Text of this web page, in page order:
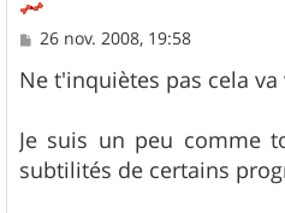
M
s
s
g
e
26 nov. 2008, 19:58
Ne t'inquiètes pas cela va
Je suis un peu comme
subtilités de certains